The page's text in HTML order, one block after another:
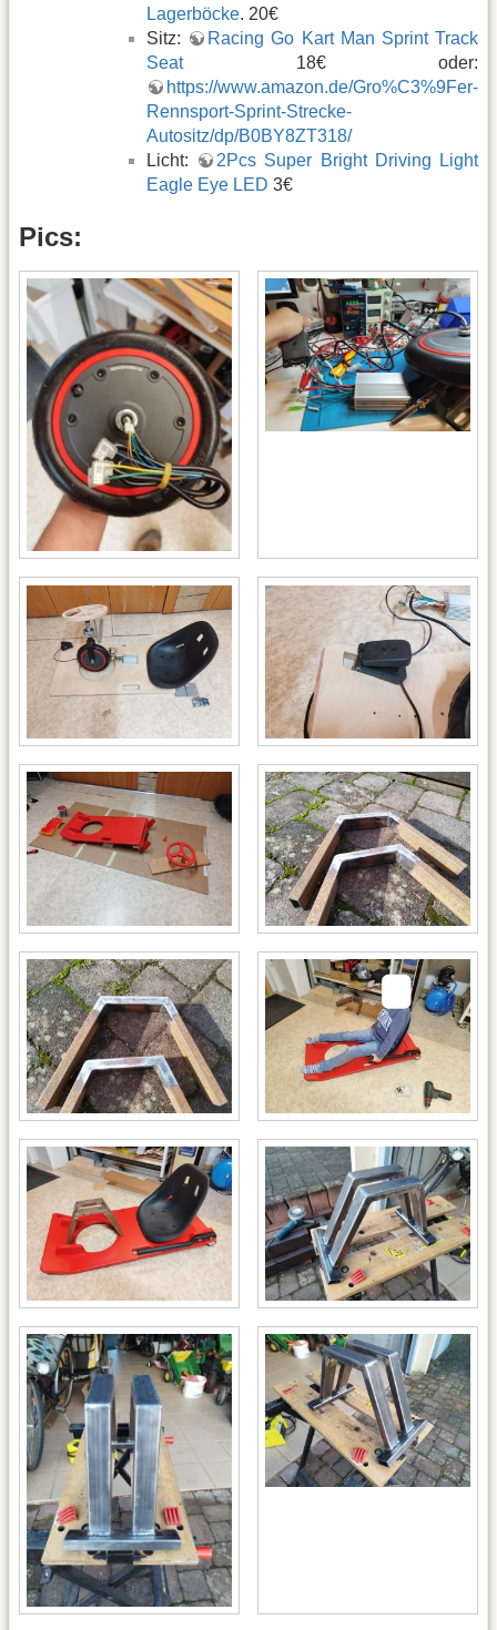
Lagerböcke. 20€
Sitz:
Racing Go Kart Man Sprint Track
Seat18€ oder:
https://www.amazon.de/Gro%C3%9Fer-
Rennsport-Sprint-Strecke-
Autositz/dp/B0BY8ZT318/
Licht:
2Pcs Super Bright Driving Light
Eagle Eye LED 3€
Pics: